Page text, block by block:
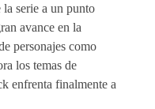
serie a un punto
avance en la
personajes como
los temas de
enfrenta finalmente a